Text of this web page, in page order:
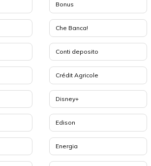
Bonus
Che Banca!
Conti deposito
Crédit Agricole
Disney+
Edison
Energia